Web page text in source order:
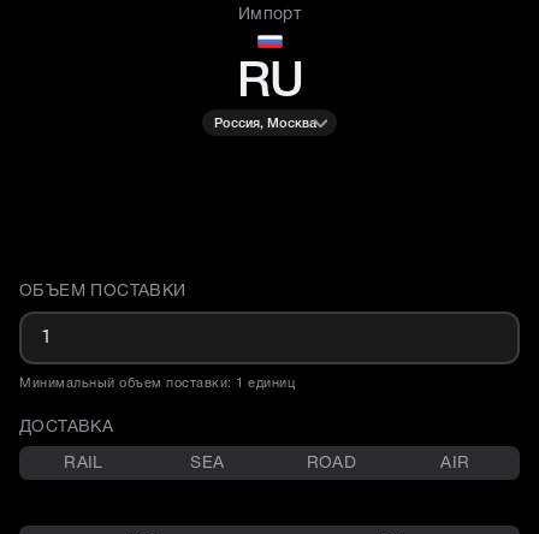
Импорт
RU
Россия, Москва
Доставка и объем поставки
ОБЪЕМ ПОСТАВКИ
Минимальный объем поставки: 1 единиц
ДОСТАВКА
RAIL SEA ROAD AIR